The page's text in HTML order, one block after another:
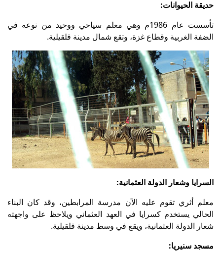
حديقة الحيوانات:
تأسست عام 1986م وهي معلم سياحي ووحيد من نوعه في
الضفة الغربية وقطاع غزة، وتقع شمال مدينة قلقيلية.
السرايا وشعار الدولة العثمانية:
معلم أثري تقوم عليه الآن مدرسة المرابطين، وقد كان البناء
الحالي يستخدم كسرايا في العهد العثماني ويلاحظ على واجهته
شعار الدولة العثمانية، ويقع في وسط مدينة قلقيلية.
مسجد سنيريا: